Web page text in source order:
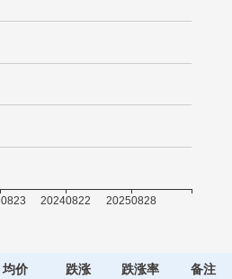
均价 跌涨 跌涨率 备注